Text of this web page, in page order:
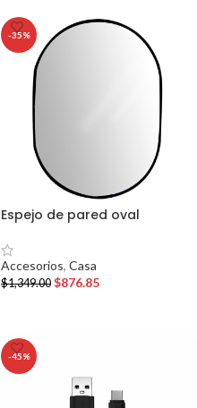
-35%
Espejo de pared oval
Accesorios, Casa
$1,349.00 $876.85
-45%